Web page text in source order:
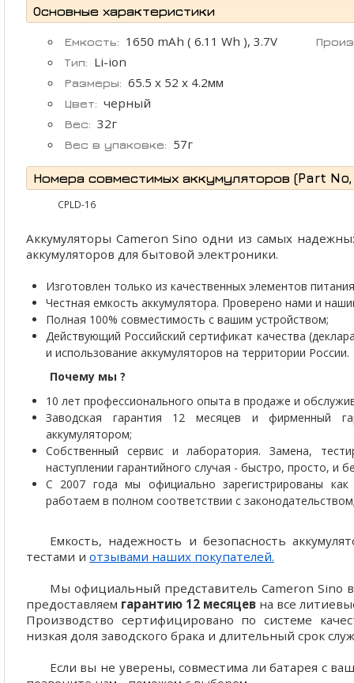
Основные характеристики
Емкость: 1650 mAh ( 6.11 Wh ), 3.7V
Тип: Li-ion
Размеры: 65.5 x 52 x 4.2мм
Цвет: черный
Вес: 32г
Вес в упаковке: 57г
Номера совместимых аккумуляторов (Part No,
CPLD-16
Аккумуляторы Cameron Sino одни из самых
аккумуляторов для бытовой электроники.
Изготовлен только из качественных элементов
Честная емкость аккумулятора. Проверено нами и
Полная 100% совместимость с вашим устройством;
Действующий Российский сертификат качества
и использование аккумуляторов на территории России.
Почему мы ?
10 лет профессионального опыта в продаже и
Заводская гарантия 12 месяцев и фирменный
аккумулятором;
Собственный сервис и лаборатория. Замена,
наступлении гарантийного случая - быстро, просто, и
С 2007 года мы официально зарегистрированы
работаем в полном соответствии с
Емкость, надежность и безопасность
тестами и отзывами наших покупателей.
Мы официальный представитель Cameron Sino
предоставляем гарантию 12 месяцевна все
Производство сертифицировано по системе
низкая доля заводского брака и длительный срок
Если вы не уверены, совместима ли батарея с